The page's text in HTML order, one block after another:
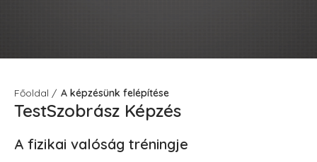
Főoldal A képzésünk felépítése
TestSzobrász Képzés
A fizikai valóság tréningje